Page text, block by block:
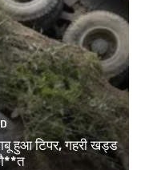
हुआ टिपर, गहरी खड्ड